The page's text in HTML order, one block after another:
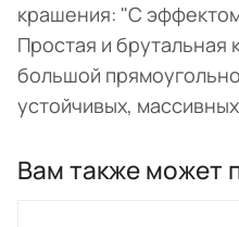
крашения: "С
Простая и брутальная
большой
устойчивых,
Вам также может